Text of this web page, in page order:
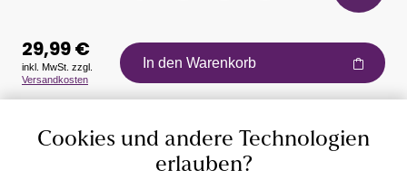
Auszeichnungen
29,99 €
inkl. MwSt. zzgl.
Versandkosten
In den Warenkorb
Cookies und andere Technologien
erlauben?